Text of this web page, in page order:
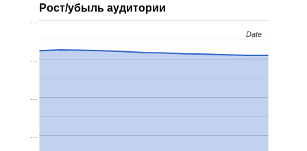
Рост/убыль аудитории
…
…
…
…
Date
Date